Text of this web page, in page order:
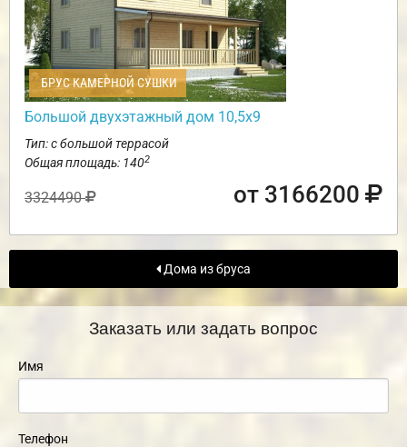
БРУС КАМЕРНОЙ СУШКИ
Большой двухэтажный дом 10,5х9
Тип: с большой террасой
Общая площадь: 1402
3324490 от 3166200
Дома из бруса
Заказать или задать вопрос
Имя
Телефон